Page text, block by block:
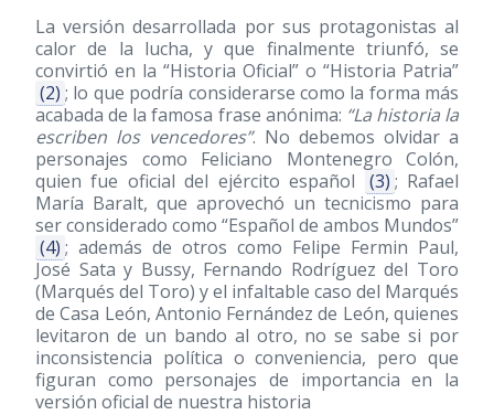
La versión desarrollada por sus protagonistas al
calor de la lucha, y que finalmente triunfó, se
convirtió en la “Historia Oficial” o “Historia Patria”
(2) ; lo que podría considerarse como la forma más
acabada de la famosa frase anónima: “La historia la
escriben los vencedores”. No debemos olvidar a
personajes como Feliciano Montenegro Colón,
quien fue oficial del ejército español
(3) ; Rafael
María Baralt, que aprovechó un tecnicismo para
ser considerado como “Español de ambos Mundos”
(4) ; además de otros como Felipe Fermin Paul,
José Sata y Bussy, Fernando Rodríguez del Toro
(Marqués del Toro) y el infaltable caso del Marqués
de Casa León, Antonio Fernández de León, quienes
levitaron de un bando al otro, no se sabe si por
inconsistencia política o conveniencia, pero que
figuran como personajes de importancia en la
versión oficial de nuestra historia